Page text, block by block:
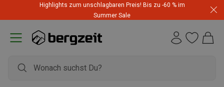
Highlights zum unschlagbaren Preis! Bis zu -60 % im
Summer Sale